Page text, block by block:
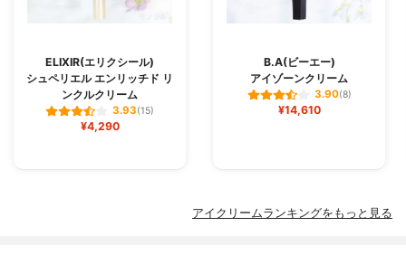
ELIXIR(エリクシール)
シュペリエル エンリッチド リ
ンクルクリーム
3.93(15)
¥4,290
B.A(ビーエー)
アイゾーンクリーム
3.90(8)
¥14,610
アイクリームランキングをもっと見る